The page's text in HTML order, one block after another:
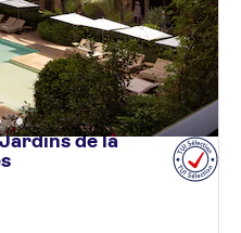
de la